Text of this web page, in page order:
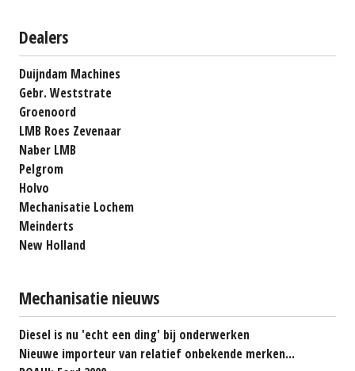
Dealers
Duijndam Machines
Gebr. Weststrate
Groenoord
LMB Roes Zevenaar
Naber LMB
Pelgrom
Holvo
Mechanisatie Lochem
Meinderts
New Holland
Mechanisatie nieuws
Diesel is nu 'echt een ding' bij onderwerken
Nieuwe importeur van relatief onbekende merken...